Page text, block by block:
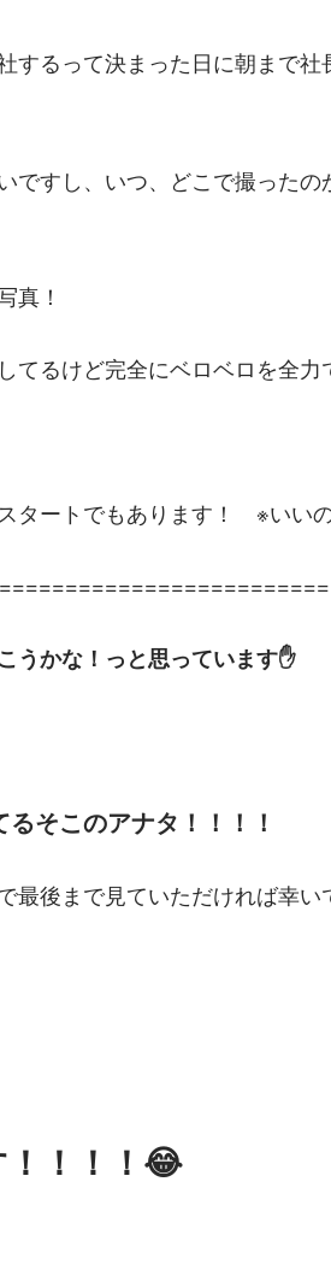
するって決まった日に朝まで社
ですし、いつ、どこで撮った
真！
てるけど完全にベロベロを全力
タートでもあります！　※いい
うかな！っと思っています✋
そこのアナタ！！！！
最後まで見ていただければ幸い
！！！😂